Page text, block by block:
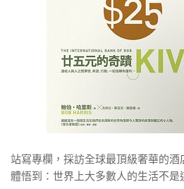
站寫專欄，採訪全球最頂級奢華的
體悟到：世界上大多數人的生活不是